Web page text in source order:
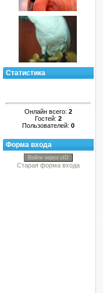
Статистика
Онлайн всего: 2
Гостей: 2
Пользователей: 0
Форма входа
Войти через uID
Старая форма входа